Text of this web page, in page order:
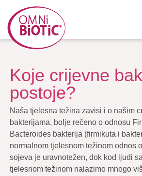
Koje crijevne
postoje?
Naša tjelesna težina zavisi i o našim
bakterijama, bolje rečeno o odnosu
Bacteroides bakterija (firmikuta i
normalnom tjelesnom težinom odnos
sojeva je uravnotežen, dok kod ljudi
tjelesnom težinom nalazimo mnogo